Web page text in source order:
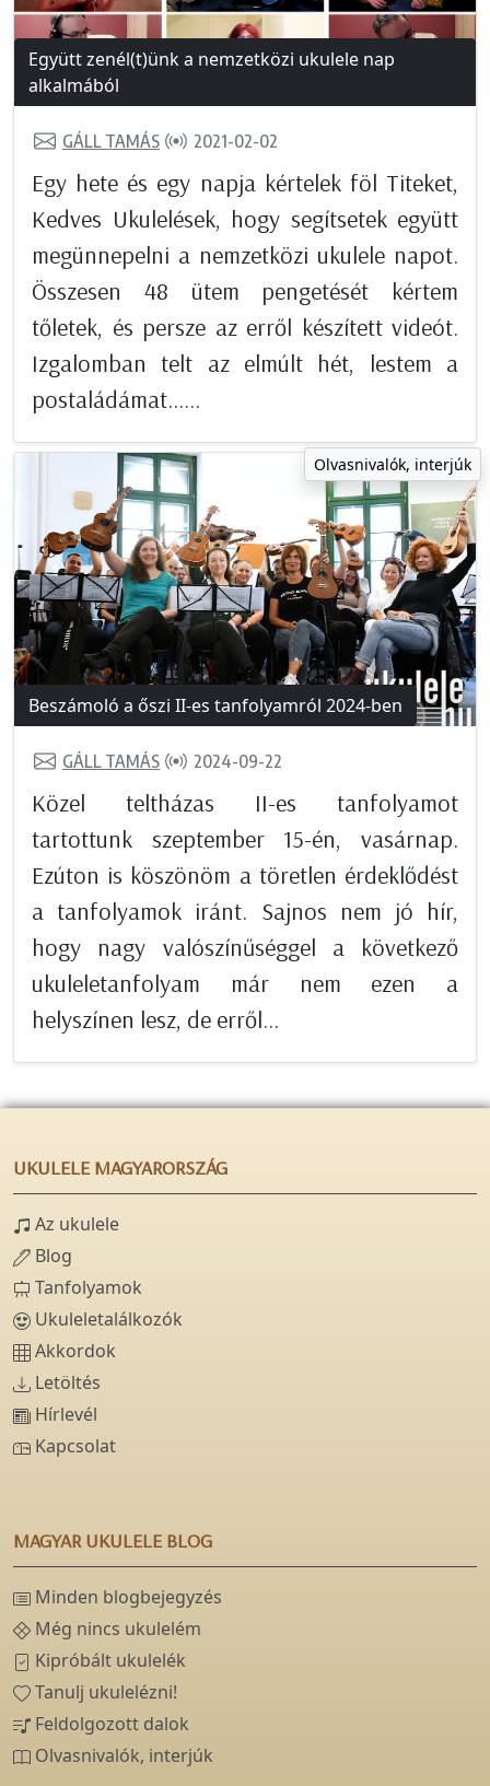
Együtt zenél(t)ünk a nemzetközi ukulele nap
alkalmából
GÁLL TAMÁS 2021-02-02
Egy hete és egy napja kértelek föl Titeket,
Kedves Ukulelések, hogy segítsetek együtt
megünnepelni a nemzetközi ukulele napot.
Összesen 48 ütem pengetését kértem
tőletek, és persze az erről készített videót.
Izgalomban telt az elmúlt hét, lestem a
postaládámat......
Olvasnivalók, interjúk
Beszámoló a őszi II-es tanfolyamról 2024-ben
GÁLL TAMÁS 2024-09-22
Közel teltházas II-es tanfolyamot
tartottunk szeptember 15-én, vasárnap.
Ezúton is köszönöm a töretlen érdeklődést
a tanfolyamok iránt. Sajnos nem jó hír,
hogy nagy valószínűséggel a következő
ukuleletanfolyam már nem ezen a
helyszínen lesz, de erről...
UKULELE MAGYARORSZÁG
Az ukulele
Blog
Tanfolyamok
Ukuleletalálkozók
Akkordok
Letöltés
Hírlevél
Kapcsolat
MAGYAR UKULELE BLOG
Minden blogbejegyzés
Még nincs ukulelém
Kipróbált ukulelék
Tanulj ukulelézni!
Feldolgozott dalok
Olvasnivalók, interjúk